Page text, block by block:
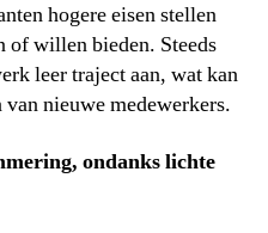
hogere eisen stellen
of willen bieden. Steeds
leer traject aan, wat kan
nieuwe medewerkers.
ondanks lichte